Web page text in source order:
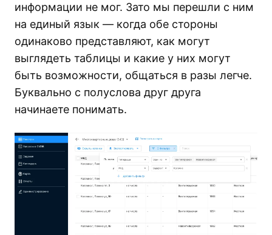
информации не мог. Зато мы перешли с ним
на единый язык — когда обе стороны
одинаково представляют, как могут
выглядеть таблицы и какие у них могут
быть возможности, общаться в разы легче.
Буквально с полуслова друг друга
начинаете понимать.